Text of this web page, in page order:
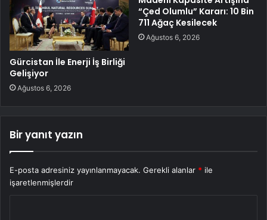
Gürcistan İle Enerji İş Birliği
Gelişiyor
Ağustos 6, 2026
“Çed Olumlu” Kararı: 10 Bin
711 Ağaç Kesilecek
Ağustos 6, 2026
Bir yanıt yazın
E-posta adresiniz yayınlanmayacak. Gerekli alanlar * ile
işaretlenmişlerdir